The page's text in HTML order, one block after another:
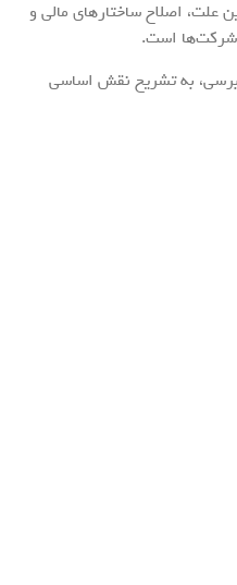
141 قانون تجارت شوند. به این علت، اصلاح ساختارهای مالی و
شرکت‌ها است.
به تشریح نقش اساسی